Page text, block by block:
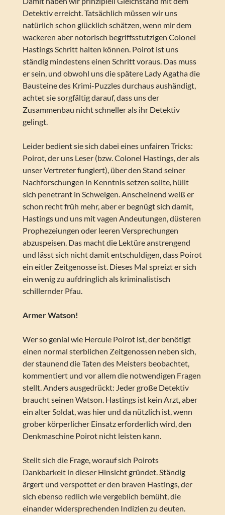
Detektiv erreicht. Tatsächlich müssen wir uns
natürlich schon glücklich schätzen, wenn mir dem
wackeren aber notorisch begriffsstutzigen Colonel
Hastings Schritt halten können. Poirot ist uns
ständig mindestens einen Schritt voraus. Das muss
er sein, und obwohl uns die spätere Lady Agatha die
Bausteine des Krimi-Puzzles durchaus aushändigt,
achtet sie sorgfältig darauf, dass uns der
Zusammenbau nicht schneller als ihr Detektiv
gelingt.
Leider bedient sie sich dabei eines unfairen Tricks:
Poirot, der uns Leser (bzw. Colonel Hastings, der als
unser Vertreter fungiert), über den Stand seiner
Nachforschungen in Kenntnis setzen sollte, hüllt
sich penetrant in Schweigen. Anscheinend weiß er
schon recht früh mehr, aber er begnügt sich damit,
Hastings und uns mit vagen Andeutungen, düsteren
Prophezeiungen oder leeren Versprechungen
abzuspeisen. Das macht die Lektüre anstrengend
und lässt sich nicht damit entschuldigen, dass Poirot
ein eitler Zeitgenosse ist. Dieses Mal spreizt er sich
ein wenig zu aufdringlich als kriminalistisch
schillernder Pfau.
Armer Watson!
Wer so genial wie Hercule Poirot ist, der benötigt
einen normal sterblichen Zeitgenossen neben sich,
der staunend die Taten des Meisters beobachtet,
kommentiert und vor allem die notwendigen Fragen
stellt. Anders ausgedrückt: Jeder große Detektiv
braucht seinen Watson. Hastings ist kein Arzt, aber
ein alter Soldat, was hier und da nützlich ist, wenn
grober körperlicher Einsatz erforderlich wird, den
Denkmaschine Poirot nicht leisten kann.
Stellt sich die Frage, worauf sich Poirots
Dankbarkeit in dieser Hinsicht gründet. Ständig
ärgert und verspottet er den braven Hastings, der
sich ebenso redlich wie vergeblich bemüht, die
einander widersprechenden Indizien zu deuten.